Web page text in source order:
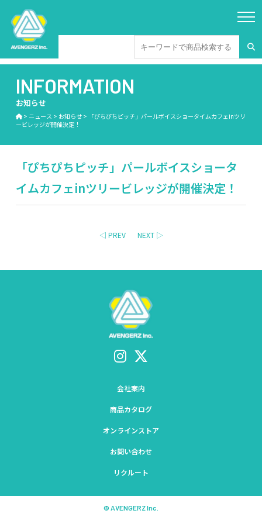
INFORMATION
お知らせ
> ニュース > お知らせ> 「ぴちぴちピッチ」パールボイスショータイムカフェinツリ
ービレッジが開催決定！
「ぴちぴちピッチ」パールボイスショータ
イムカフェinツリービレッジが開催決定！
◁ PREV NEXT ▷
会社案内
商品カタログ
オンラインストア
お問い合わせ
リクルート
© AVENGERZ Inc.